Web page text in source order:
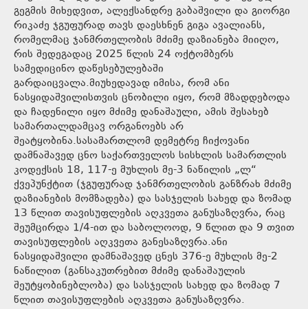
გეგმის მიხედვით, ალექსანდრე გაბაშვილი და გიორგი
რიკაძე ჯგუფურად თავს დაესხნენ გიგა ავალიანს,
რომელმაც ჯანმრთელობის მძიმე დაზიანება მიიღო,
რის შედეგადაც 2025 წლის 24 ოქტომბერს
სამედიცინო დაწესებულებაში
გარდაიცვალა.მიუხედავად იმისა, რომ ანი
ნასყიდაშვილისთვის ცნობილი იყო, რომ მზადდებოდა
და ჩადენილი იყო მძიმე დანაშაული, ამის შესახებ
სამართალდამცავ ორგანოებს არ
შეატყობინა.სასამართლომ დემეტრე ჩიქოვანი
დამნაშავედ ცნო საქართველოს სისხლის სამართლის
კოდექსის 18, 117-ე მუხლის მე-3 ნაწილის „ლ“
ქვეპუნქტით (ჯგუფურად ჯანმრთელობის განზრახ მძიმე
დაზიანების მომზადება) და სასჯელის სახედ და ზომად
13 წლით თავისუფლების აღკვეთა განუსაზღვრა, რაც
შეუმცირდა 1/4-ით და საბოლოოდ, 9 წლით და 9 თვით
თავისუფლების აღკვეთა განესაზღვრა.ანი
ნასყიდაშვილი დამნაშავედ ცნეს 376-ე მუხლის მე-2
ნაწილით (განსაკუთრებით მძიმე დანაშაულის
შეუტყობინებლობა) და სასჯელის სახედ და ზომად 7
წლით თავისუფლების აღკვეთა განუსაზღვრა.